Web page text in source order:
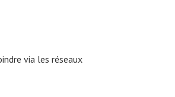
via les réseaux